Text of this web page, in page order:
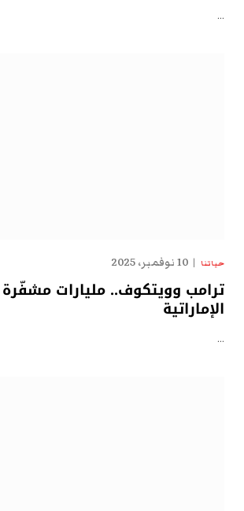
…
حياتنا 10 نوفمبر، 2025
ترامب وويتكوف.. مليارات
الإماراتية
…